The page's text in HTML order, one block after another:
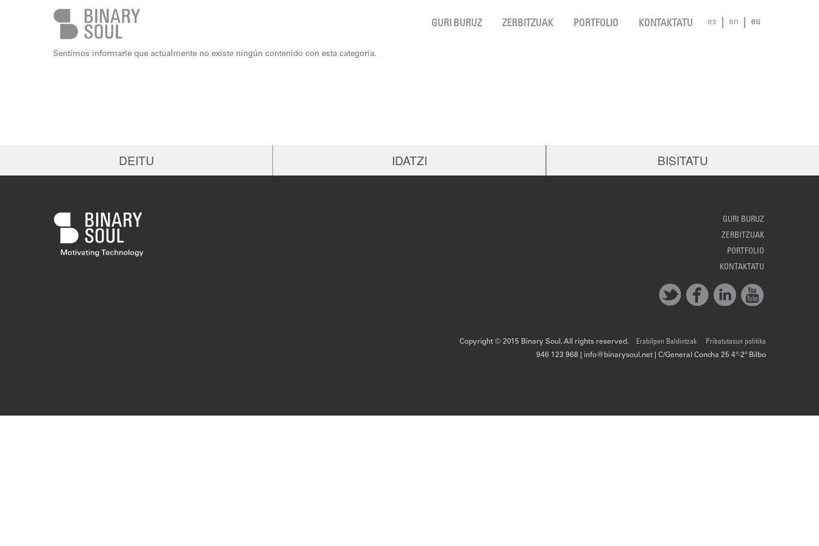
Skip to main content
es en eu
GURI BURUZ ZERBITZUAK PORTFOLIO KONTAKTATU
Sentimos informarle que actualmente no existe ningún contenido con esta categoría.
DEITU IDATZI BISITATU
GURI BURUZ
ZERBITZUAK
PORTFOLIO
KONTAKTATU
Copyright © 2015 Binary Soul. All rights reserved. Erabilpen Baldintzak
Pribatutasun politika
946 123 968 | info@binarysoul.net | C/General Concha 25 4º-2º Bilbo